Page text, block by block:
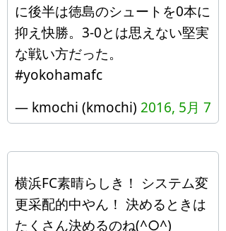
に後半は徳島のシュートを0本に
抑え快勝。3-0とは思えない堅実
な戦い方だった。
#yokohamafc
— kmochi (kmochi) 2016, 5月 7
横浜FC素晴らしき！ システム変
更采配的中やん！ 決めるときは
たくさん決めるのね(^○^)